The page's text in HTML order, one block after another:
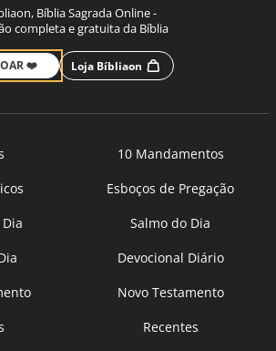
Bíblia Sagrada Online -
completa e gratuita da Bíblia
❤️ Loja Bíbliaon
10 Mandamentos
Esboços de Pregação
Salmo do Dia
Devocional Diário
Novo Testamento
Recentes